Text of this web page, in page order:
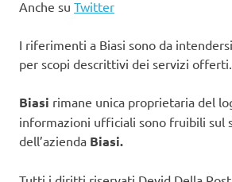
Anche su Twitter
I riferimenti a Biasi sono da
per scopi descrittivi dei servizi offerti.
Biasi rimane unica proprietaria del
informazioni ufficiali sono fruibili sul
dell’azienda Biasi.